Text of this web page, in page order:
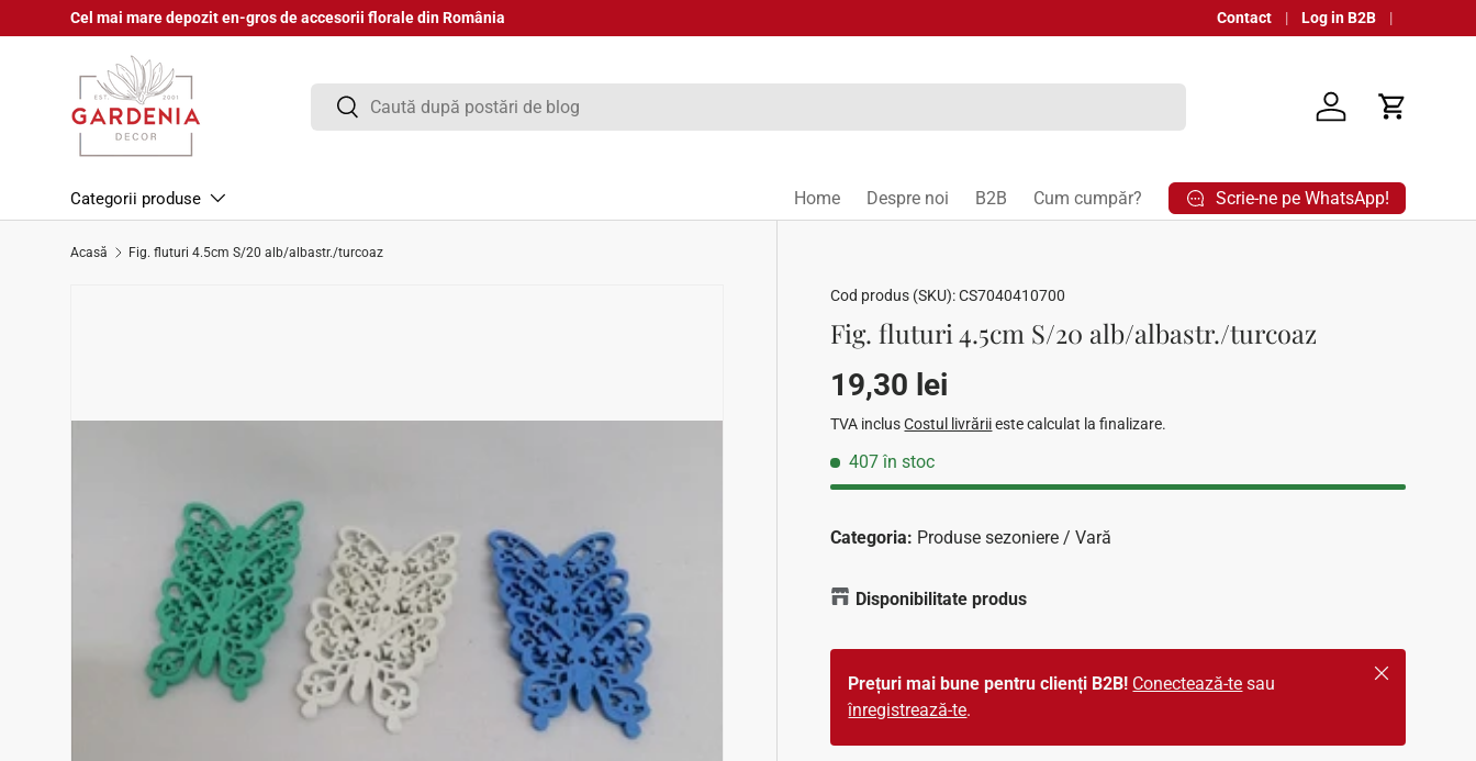
Sari la conținut
Cel mai mare depozit en-gros de accesorii florale din România Contact Log in B2B
Căutare
Căutare
Autentificare
Coș
Categorii produse Home Despre noi B2B Cum cumpăr? Scrie-ne pe WhatsApp!
Acasă Fig. fluturi 4.5cm S/20 alb/albastr./turcoaz
Cod produs (SKU): CS7040410700
Fig. fluturi 4.5cm S/20 alb/albastr./turcoaz
Preț standard
19,30 lei
TVA inclusCostul livrăriieste calculat la finalizare.
407 în stoc
Categoria: Produse sezoniere / Vară
Disponibilitate produs
Prețuri mai bune pentru clienți B2B! Conectează-te sau
înregistrează-te.
Închide